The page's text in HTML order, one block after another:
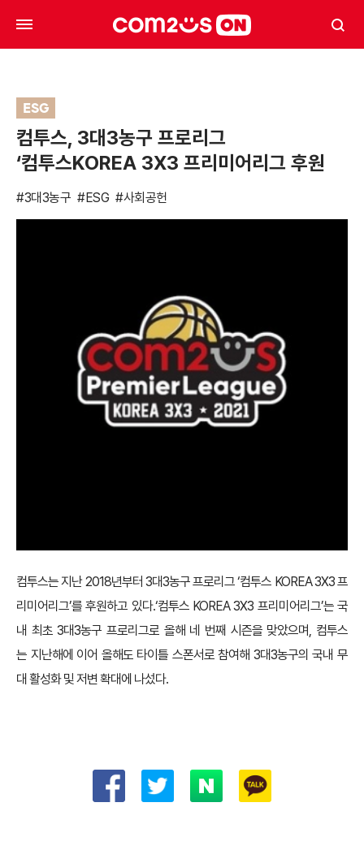
ESG
컴투스, 3대3농구 프로리그
‘컴투스KOREA 3X3 프리미어리그 후원
#3대3농구 #ESG #사회공헌
컴투스는 지난 2018년부터 3대3농구 프로리그 ‘컴투스 KOREA 3X3 프
리미어리그’를 후원하고 있다.‘컴투스 KOREA 3X3 프리미어리그’는 국
내 최초 3대3농구 프로리그로 올해 네 번째 시즌을 맞았으며, 컴투스
는 지난해에 이어 올해도 타이틀 스폰서로 참여해 3대3농구의 국내 무
대 활성화 및 저변 확대에 나섰다.